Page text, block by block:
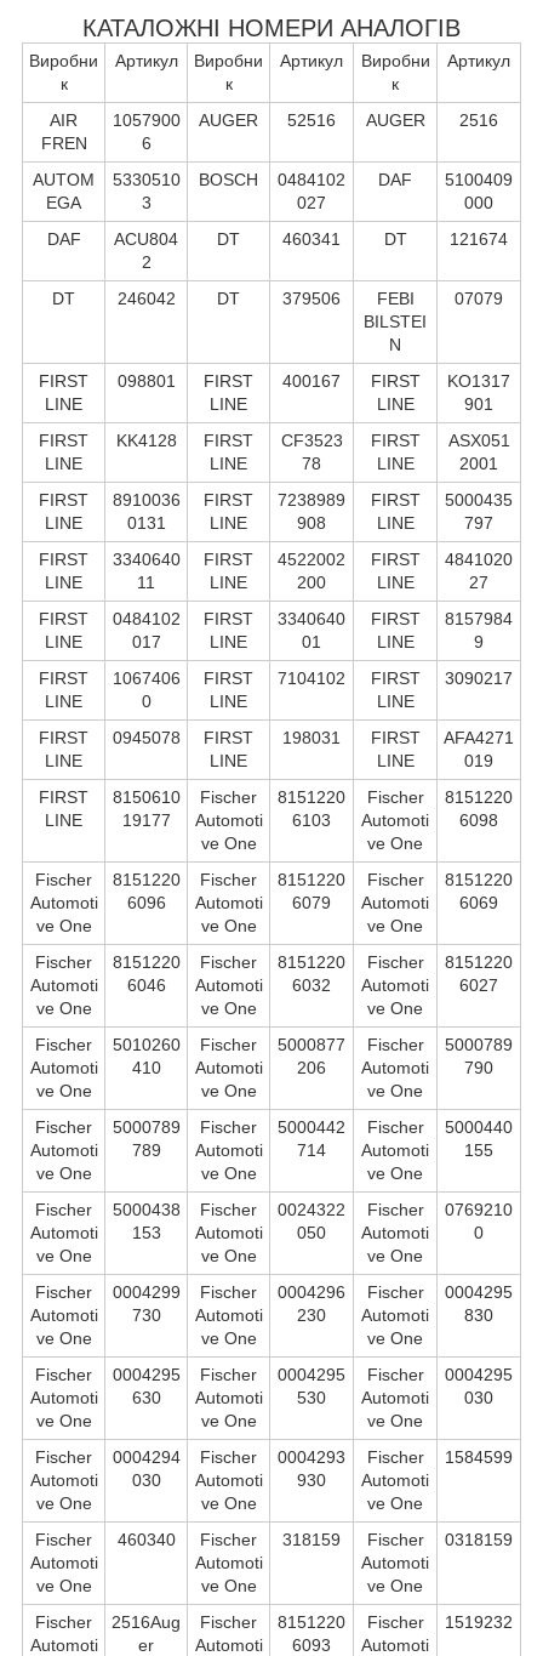
КАТАЛОЖНІ НОМЕРИ АНАЛОГІВ
Виробни
к
Артикул
Виробни
к
Артикул
Виробни
к
Артикул
AIR
FREN
1057900
6
AUGER 52516 AUGER 2516
AUTOM
EGA
5330510
3
BOSCH
0484102
027
DAF
5100409
000
DAF
ACU804
2
DT 460341 DT 121674
DT 246042 DT 379506
FEBI
BILSTEI
N
07079
FIRST
LINE
098801
FIRST
LINE
400167
FIRST
LINE
KO1317
901
FIRST
LINE
KK4128
FIRST
LINE
CF3523
78
FIRST
LINE
ASX051
2001
FIRST
LINE
8910036
0131
FIRST
LINE
7238989
908
FIRST
LINE
5000435
797
FIRST
LINE
3340640
11
FIRST
LINE
4522002
200
FIRST
LINE
4841020
27
FIRST
LINE
0484102
017
FIRST
LINE
3340640
01
FIRST
LINE
8157984
9
FIRST
LINE
1067406
0
FIRST
LINE
7104102
FIRST
LINE
3090217
FIRST
LINE
0945078
FIRST
LINE
198031
FIRST
LINE
AFA4271
019
FIRST
LINE
8150610
19177
Fischer
Automoti
ve One
8151220
6103
Fischer
Automoti
ve One
8151220
6098
Fischer
Automoti
ve One
8151220
6096
Fischer
Automoti
ve One
8151220
6079
Fischer
Automoti
ve One
8151220
6069
Fischer
Automoti
ve One
8151220
6046
Fischer
Automoti
ve One
8151220
6032
Fischer
Automoti
ve One
8151220
6027
Fischer
Automoti
ve One
5010260
410
Fischer
Automoti
ve One
5000877
206
Fischer
Automoti
ve One
5000789
790
Fischer
Automoti
ve One
5000789
789
Fischer
Automoti
ve One
5000442
714
Fischer
Automoti
ve One
5000440
155
Fischer
Automoti
ve One
5000438
153
Fischer
Automoti
ve One
0024322
050
Fischer
Automoti
ve One
0769210
0
Fischer
Automoti
ve One
0004299
730
Fischer
Automoti
ve One
0004296
230
Fischer
Automoti
ve One
0004295
830
Fischer
Automoti
ve One
0004295
630
Fischer
Automoti
ve One
0004295
530
Fischer
Automoti
ve One
0004295
030
Fischer
Automoti
ve One
0004294
030
Fischer
Automoti
ve One
0004293
930
Fischer
Automoti
ve One
1584599
Fischer
Automoti
ve One
460340
Fischer
Automoti
ve One
318159
Fischer
Automoti
ve One
0318159
Fischer
Automoti
2516Aug
er
Fischer
Automoti
8151220
6093
Fischer
Automoti
1519232